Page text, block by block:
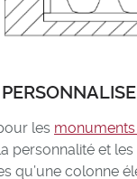
les
personnalité et
qu’une colonne